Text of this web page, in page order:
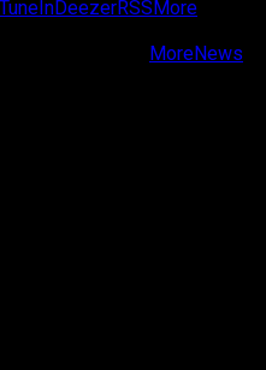
TuneInDeezerRSSMore
MoreNews